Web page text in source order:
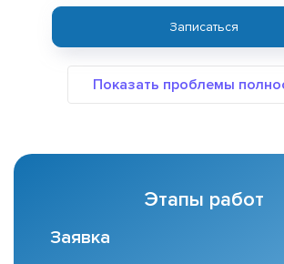
Записаться
Этапы работ
Заявка